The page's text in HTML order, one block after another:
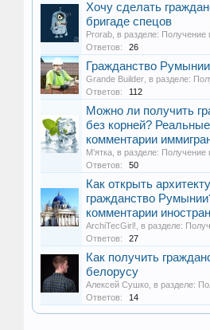
Хочу сделать
бригаде спецов
Prorab , в разделе: Получение
Ответов:
26
Гражданство
Grande Builder , в разделе:
Ответов:
112
Можно ли получить
без корней?
комментарии
М’ятка , в разделе: Получение
Ответов:
50
Как открыть
гражданство
комментарии
ArchiTecGirl! , в разделе:
Ответов:
27
Как получить
белорусу
Алексей Сушко , в разделе:
Ответов:
14